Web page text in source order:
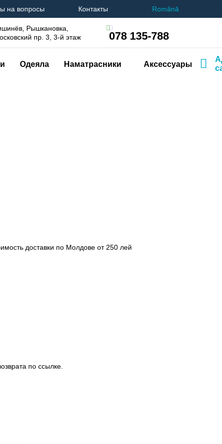
на вопросы Контакты Română
Рышкановка,
пр. 3, 3-й этаж
078 135-788
Одеяла Наматрасники Аксессуары
доставки по Молдове от 250 лей
по ссылке.